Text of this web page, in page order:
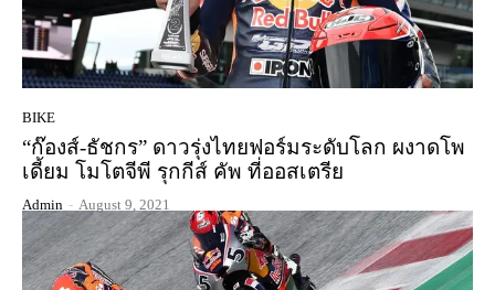
BIKE
“ก๊องส์-ธัชกร” ดาวรุ่งไทยฟอร์มระดับโลก ผงาดโพ
เดี้ยม โมโตจีพี รุกกีส์ คัพ ที่ออสเตรีย
Admin - August 9, 2021